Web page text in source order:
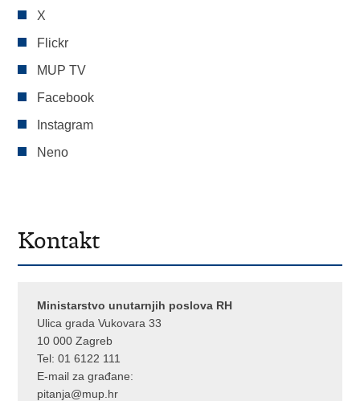
X
Flickr
MUP TV
Facebook
Instagram
Neno
Kontakt
Ministarstvo unutarnjih poslova RH
Ulica grada Vukovara 33
10 000 Zagreb
Tel:01 6122 111
E-mail za građane:
pitanja@mup.hr